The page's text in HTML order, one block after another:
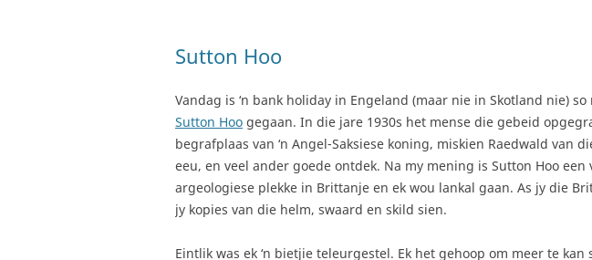
Sutton Hoo
Vandag is ‘n bank holiday in Engeland (maar nie in Skotland nie)
Sutton Hoo gegaan. In die jare 1930s het mense die gebeid
begrafplaas van ‘n Angel-Saksiese koning, miskien Raedwald van
eeu, en veel ander goede ontdek. Na my mening is Sutton Hoo een
argeologiese plekke in Brittanje en ek wou lankal gaan. As jy die
jy kopies van die helm, swaard en skild sien.
Eintlik was ek ‘n bietjie teleurgestel. Ek het gehoop om meer te kan